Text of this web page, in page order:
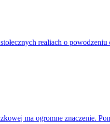
realiach o powodzeniu
ma ogromne znaczenie.